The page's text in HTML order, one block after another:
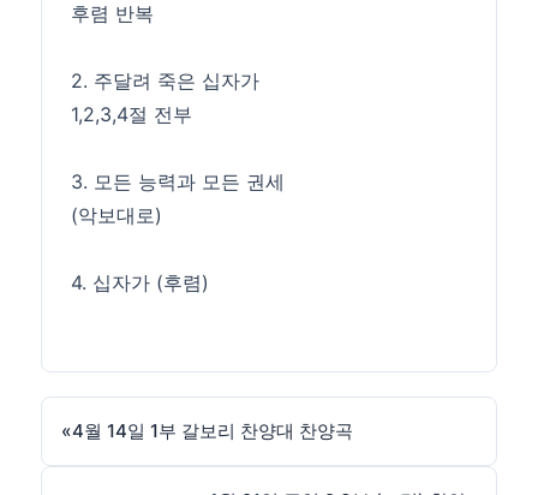
후렴 반복
2. 주달려 죽은 십자가
1,2,3,4절 전부
3. 모든 능력과 모든 권세
(악보대로)
4. 십자가 (후렴)
«4월 14일 1부 갈보리 찬양대 찬양곡